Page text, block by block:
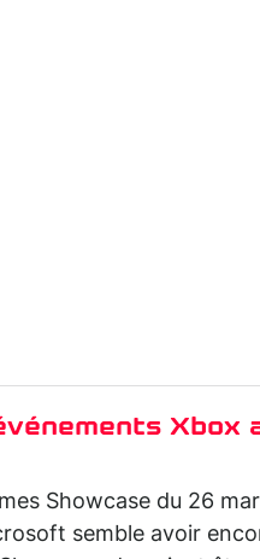
Xbox
Showcase du 26
semble avoir